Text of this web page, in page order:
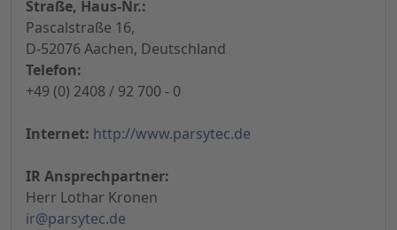
Straße, Haus-Nr.:
Pascalstraße 16,
D-52076 Aachen, Deutschland
Telefon:
+49 (0) 2408 / 92 700 - 0
Internet: http://www.parsytec.de
IR Ansprechpartner:
Herr Lothar Kronen
ir@parsytec.de